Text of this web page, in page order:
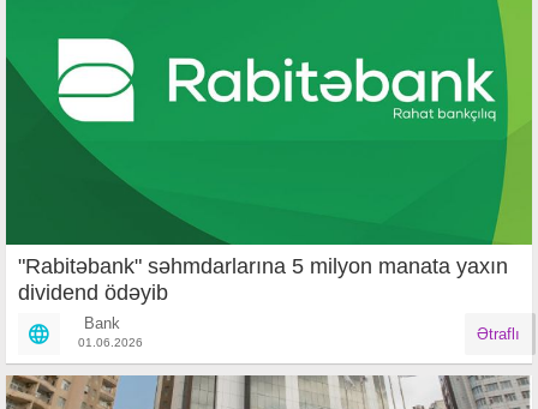
"Rabitəbank" səhmdarlarına 5 milyon manata yaxın
dividend ödəyib
Bank
01.06.2026 Ətraflı